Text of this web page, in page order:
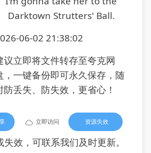
Darktown Strutters' Ball.
06-02 21:38:02
议立即将文件转存至夸克网
，一键备份即可永久保存，随
防丢失、防失效，更省心！
立即访问 资源失效
效，可联系我们及时更新。